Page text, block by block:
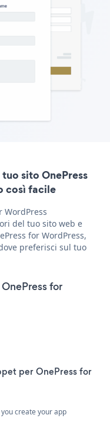
sito OnePress
così facile
WordPress
del tuo sito web e
for WordPress,
preferisci sul tuo
for
per OnePress for
create your app